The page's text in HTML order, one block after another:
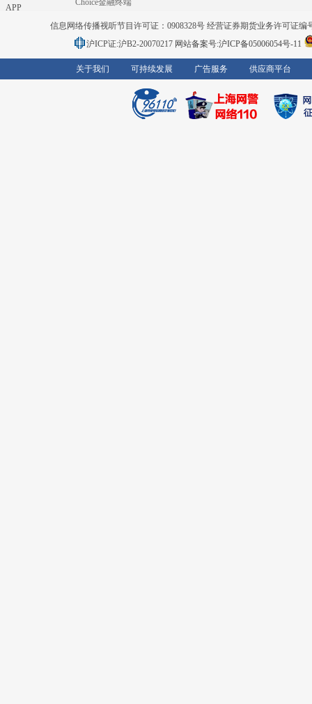
APP
信息网络传播视听节目许可证：0908328号 经营证券期货业务许可证编
沪ICP证:沪B2-20070217 网站备案号:沪ICP备05006054号-11
关于我们 可持续发展 广告服务 供应商平台